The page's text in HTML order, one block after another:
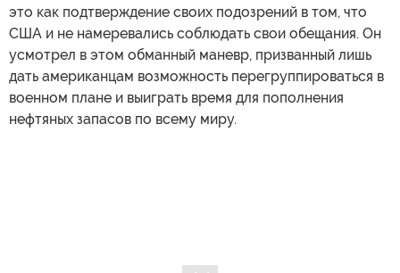
это как подтверждение своих подозрений в том, что
США и не намеревались соблюдать свои обещания. Он
усмотрел в этом обманный маневр, призванный лишь
дать американцам возможность перегруппироваться в
военном плане и выиграть время для пополнения
нефтяных запасов по всему миру.